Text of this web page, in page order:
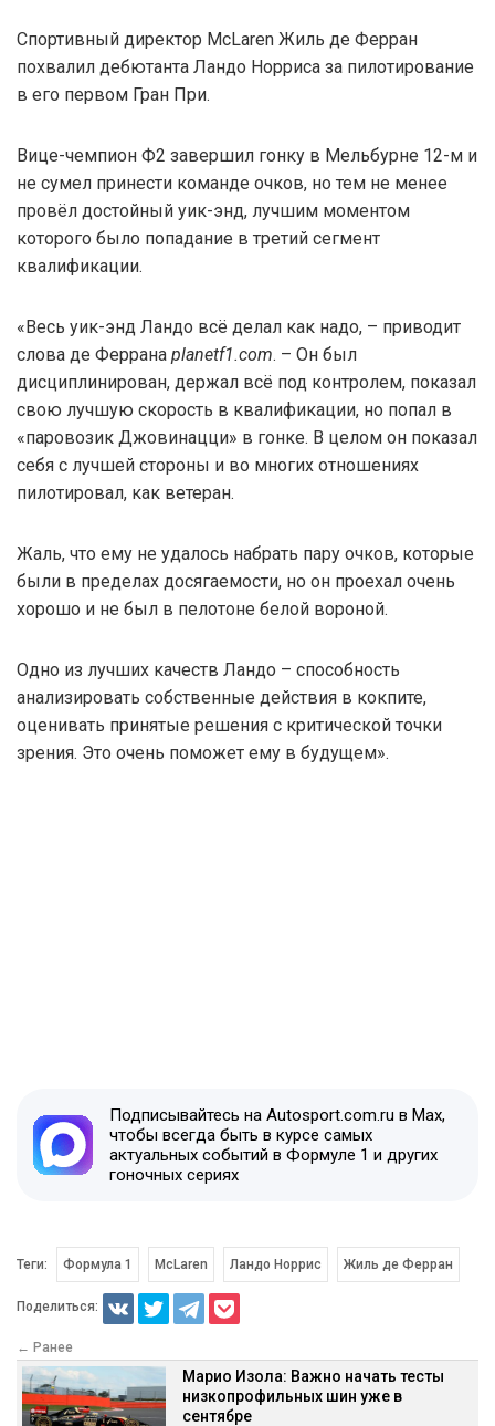
Спортивный директор McLaren Жиль де Ферран
похвалил дебютанта Ландо Норриса за пилотирование
в его первом Гран При.
Вице-чемпион Ф2 завершил гонку в Мельбурне 12-м и
не сумел принести команде очков, но тем не менее
провёл достойный уик-энд, лучшим моментом
которого было попадание в третий сегмент
квалификации.
«Весь уик-энд Ландо всё делал как надо, – приводит
слова де Феррана planetf1.com. – Он был
дисциплинирован, держал всё под контролем, показал
свою лучшую скорость в квалификации, но попал в
«паровозик Джовинацци» в гонке. В целом он показал
себя с лучшей стороны и во многих отношениях
пилотировал, как ветеран.
Жаль, что ему не удалось набрать пару очков, которые
были в пределах досягаемости, но он проехал очень
хорошо и не был в пелотоне белой вороной.
Одно из лучших качеств Ландо – способность
анализировать собственные действия в кокпите,
оценивать принятые решения с критической точки
зрения. Это очень поможет ему в будущем».
Подписывайтесь на Autosport.com.ru в Max,
чтобы всегда быть в курсе самых
актуальных событий в Формуле 1 и других
гоночных сериях
Теги: Формула 1 McLaren Ландо Норрис Жиль де Ферран
Поделиться:
← Ранее
Марио Изола: Важно начать тесты
низкопрофильных шин уже в
сентябре